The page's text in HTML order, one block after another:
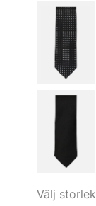
Välj storlek